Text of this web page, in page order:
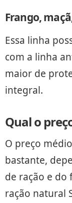
Frango,
Essa linha
com a linha
maior de
integral.
Qual o
O preço
bastante,
de ração e do
ração natural